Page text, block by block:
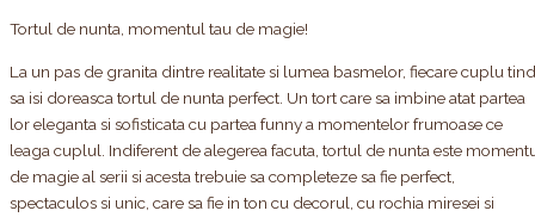
Tortul de nunta, momentul tau de magie!
La un pas de granita dintre realitate si lumea basmelor, fiecare cuplu
sa isi doreasca tortul de nunta perfect. Un tort care sa imbine atat partea
lor eleganta si sofisticata cu partea funny a momentelor frumoase ce
leaga cuplul. Indiferent de alegerea facuta, tortul de nunta este
de magie al serii si acesta trebuie sa completeze sa fie perfect,
spectaculos si unic, care sa fie in ton cu decorul, cu rochia miresei si